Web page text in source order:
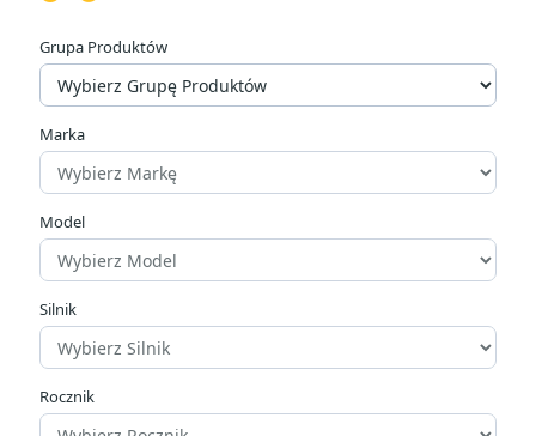
Grupa Produktów
Marka
Model
Silnik
Rocznik